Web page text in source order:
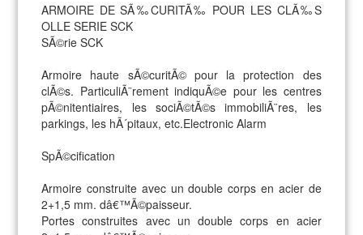
ARMOIRE DE SÃ‰CURITÃ‰ POUR LES CLÃ‰S
OLLE SERIE SCK
SÃ©rie SCK
Armoire haute sÃ©curitÃ© pour la protection des
clÃ©s. ParticuliÃ¨rement indiquÃ©e pour les centres
pÃ©nitentiaires, les sociÃ©tÃ©s immobiliÃ¨res, les
parkings, les hÃ´pitaux, etc.Electronic Alarm
SpÃ©cification
Armoire construite avec un double corps en acier de
2+1,5 mm. dâ€™Ã©paisseur.
Portes construites avec un double corps en acier